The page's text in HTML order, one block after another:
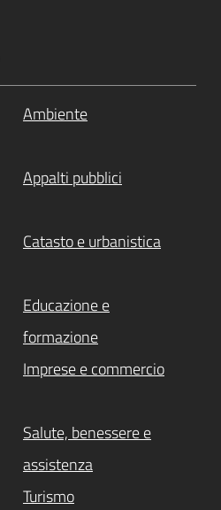
Ambiente
Appalti pubblici
Catasto e urbanistica
Educazione e
formazione
Imprese e commercio
Salute, benessere e
assistenza
Turismo